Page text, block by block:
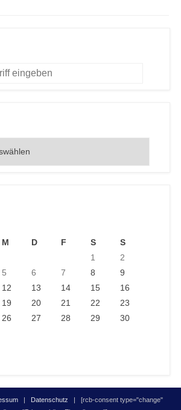
M D F S
S
1
2
5 6 7 8
9
12 13 14 15
16
19 20 21 22
23
26 27 28 29
30
| Datenschutz | [rcb-consent type="change"